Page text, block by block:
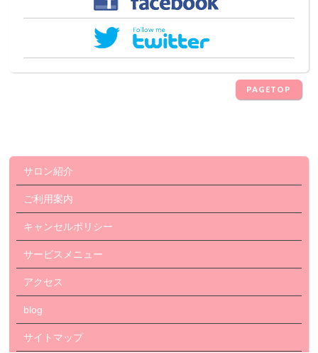
PAGETOP
サロン紹介
ご利用案内
キャンセルポリシー
サービスメニュー
アクセス
blog
サイトマップ